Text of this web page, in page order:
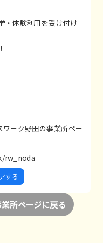
・体験利用を受け付け
ーク野田の事業所ペー
rw_noda
する
所ページに戻る